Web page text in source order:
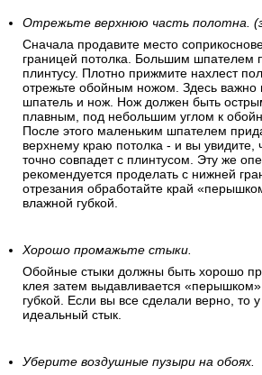
Отрежьте верхнюю часть полотна.
Сначала продавите место
границей потолка. Большим шпателем
плинтусу. Плотно прижмите нахлест
отрежьте обойным ножом. Здесь важно
шпатель и нож. Нож должен быть
плавным, под небольшим углом к
После этого маленьким шпателем
верхнему краю потолка - и вы увидите,
точно совпадет с плинтусом. Эту же
рекомендуется проделать с нижней
отрезания обработайте край
влажной губкой.
Хорошо промажьте стыки.
Обойные стыки должны быть хорошо
клея затем выдавливается
губкой. Если вы все сделали верно, то
идеальный стык.
Уберите воздушные пузыри на обоях.